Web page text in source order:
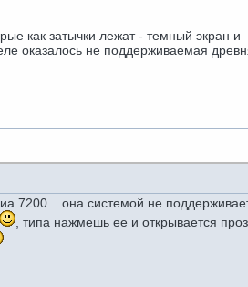
как затычки лежат - темный экран и
оказалось не поддерживаемая
7200... она системой не
, типа нажмешь ее и открывается